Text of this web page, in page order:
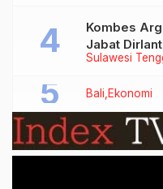
Sulawesi
Kombes
Jabat
Bali Ekonomi